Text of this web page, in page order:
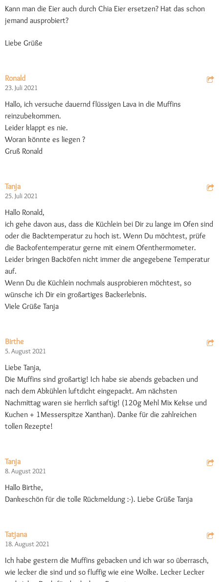
Kann man die Eier auch durch Chia Eier ersetzen? Hat das schon
jemand ausprobiert?
Liebe Grüße
Ronald
23. Juli 2021
Hallo, ich versuche dauernd flüssigen Lava in die Muffins
reinzubekommen.
Leider klappt es nie.
Woran könnte es liegen ?
Gruß Ronald
Tanja
25. Juli 2021
Hallo Ronald,
ich gehe davon aus, dass die Küchlein bei Dir zu lange im Ofen sind
oder die Backtemperatur zu hoch ist. Wenn Du möchtest, prüfe
die Backofentemperatur gerne mit einem Ofenthermometer.
Leider bringen Backöfen nicht immer die angegebene Temperatur
auf.
Wenn Du die Küchlein nochmals ausprobieren möchtest, so
wünsche ich Dir ein großartiges Backerlebnis.
Viele Grüße Tanja
Birthe
5. August 2021
Liebe Tanja,
Die Muffins sind großartig! Ich habe sie abends gebacken und
nach dem Abkühlen luftdicht eingepackt. Am nächsten
Nachmittag waren sie herrlich saftig! (120g Mehl Mix Kekse und
Kuchen + 1Messerspitze Xanthan). Danke für die zahlreichen
tollen Rezepte!
Tanja
8. August 2021
Hallo Birthe,
Dankeschön für die tolle Rückmeldung :-). Liebe Grüße Tanja
Tatjana
18. August 2021
Ich habe gestern die Muffins gebacken und ich war so überrasch,
wie lecker die sind und so fluffig wie eine Wolke. Lecker Lecker